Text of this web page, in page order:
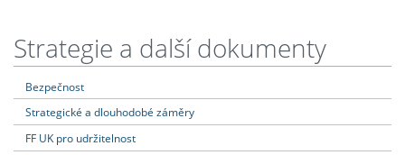
Strategie a další dokumenty
Bezpečnost
Strategické a dlouhodobé záměry
FF UK pro udržitelnost